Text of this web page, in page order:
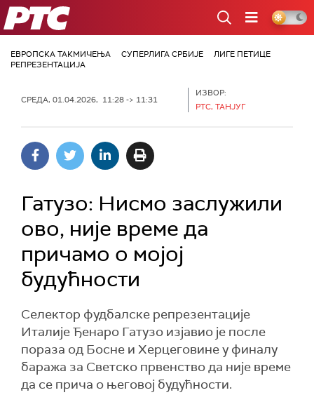
РТС
ЕВРОПСКА ТАКМИЧЕЊА СУПЕРЛИГА СРБИЈЕ
ЛИГЕ ПЕТИЦЕ
РЕПРЕЗЕНТАЦИЈА
СРЕДА, 01.04.2026, 11:28 -> 11:31
ИЗВОР:
РТС, ТАНЈУГ
Гатузо: Нисмо заслужили
ово, није време да
причамо о мојој
будућности
Селектор фудбалске репрезентације
Италије Ђенаро Гатузо изјавио је после
пораза од Босне и Херцеговине у финалу
баража за Светско првенство да није време
да се прича о његовој будућности.